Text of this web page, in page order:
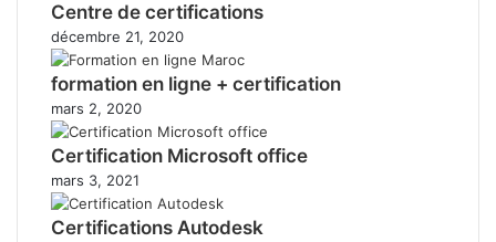
Centre de certifications
décembre 21, 2020
formation en ligne + certification
mars 2, 2020
Certification Microsoft office
mars 3, 2021
Certifications Autodesk